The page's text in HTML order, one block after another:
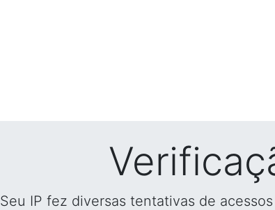
Seu IP fez diversas tentativas de